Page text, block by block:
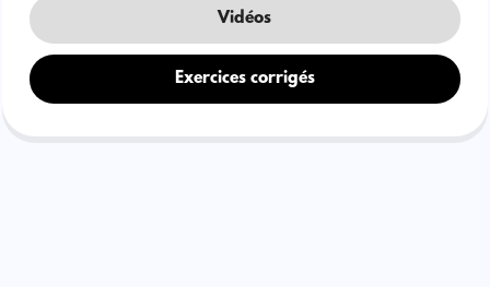
Vidéos
Exercices corrigés